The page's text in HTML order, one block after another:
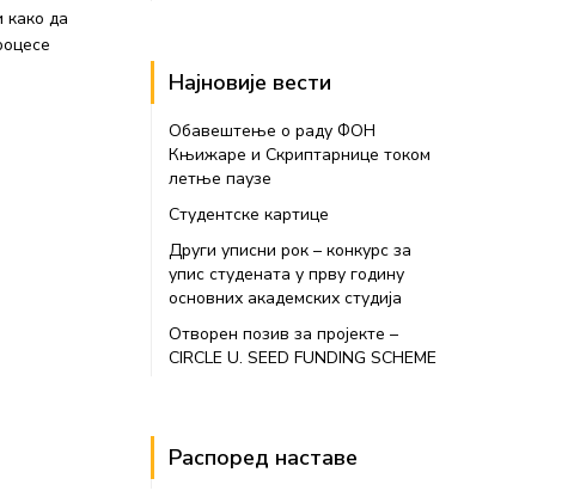
како да
Најновије вести
Обавештење о раду ФОН
Књижаре и Скриптарнице током
летње паузе
Студентске картице
Други уписни рок – конкурс за
упис студената у прву годину
основних академских студија
Отворен позив за пројекте –
CIRCLE U. SEED FUNDING SCHEME
Распоред наставе